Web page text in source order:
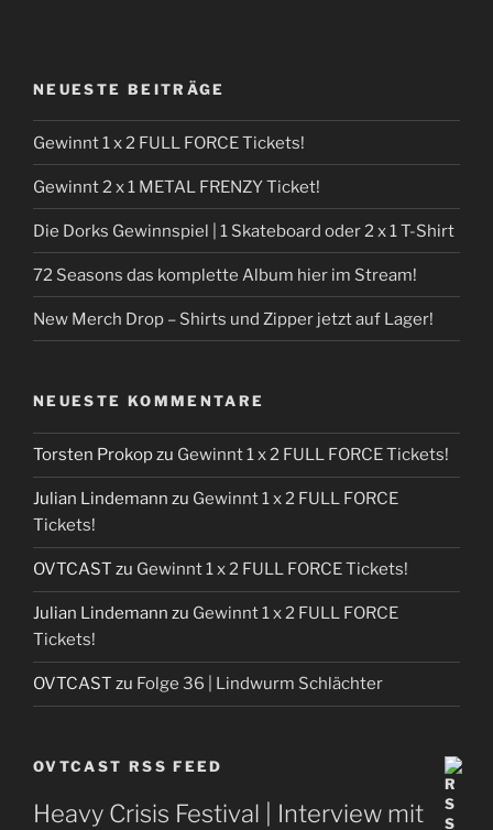
NEUESTE BEITRÄGE
Gewinnt 1 x 2 FULL FORCE Tickets!
Gewinnt 2 x 1 METAL FRENZY Ticket!
Die Dorks Gewinnspiel | 1 Skateboard oder 2 x 1 T-Shirt
72 Seasons das komplette Album hier im Stream!
New Merch Drop – Shirts und Zipper jetzt auf Lager!
NEUESTE KOMMENTARE
Torsten Prokopzu Gewinnt 1 x 2 FULL FORCE Tickets!
Julian Lindemann zu Gewinnt 1 x 2 FULL FORCE
Tickets!
OVTCAST zu Gewinnt 1 x 2 FULL FORCE Tickets!
Julian Lindemann zu Gewinnt 1 x 2 FULL FORCE
Tickets!
OVTCAST zu Folge 36 | Lindwurm Schlächter
OVTCAST RSS FEED
Heavy Crisis Festival | Interview mit